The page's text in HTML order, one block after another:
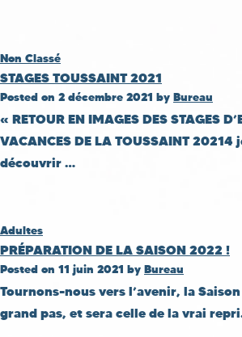
Non Classé
STAGES TOUSSAINT 2021
Posted on 2 décembre 2021 by Bureau
« RETOUR EN IMAGES DES STAGES
VACANCES DE LA TOUSSAINT 20214
découvrir …
Adultes
PRÉPARATION DE LA SAISON 2022 !
Posted on 11 juin 2021 by Bureau
Tournons-nous vers l’avenir, la
grand pas, et sera celle de la vrai